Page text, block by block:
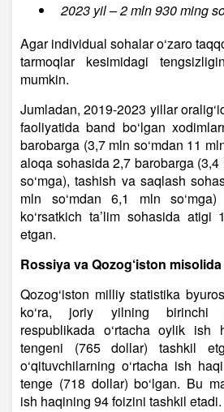
2023 yil – 2 mln 930 ming
Agar individual sohalar o‘zaro
tarmoqlar kesimidagi
mumkin.
Jumladan, 2019-2023 yillar
faoliyatida band bo‘lgan
barobarga (3,7 mln so‘mdan 11
aloqa sohasida 2,7 barobarga (3,4
so‘mga), tashish va saqlash
mln so‘mdan 6,1 mln
ko‘rsatkich ta’lim sohasida atigi
etgan.
Rossiya va Qozog‘iston
Qozog‘iston milliy statistika
ko‘ra, joriy yilning birinchi
respublikada o‘rtacha oylik
tengeni (765 dollar) tashkil
o‘qituvchilarning o‘rtacha ish
tenge (718 dollar) bo‘lgan. Bu
ish haqining 94 foizini tashkil etadi.